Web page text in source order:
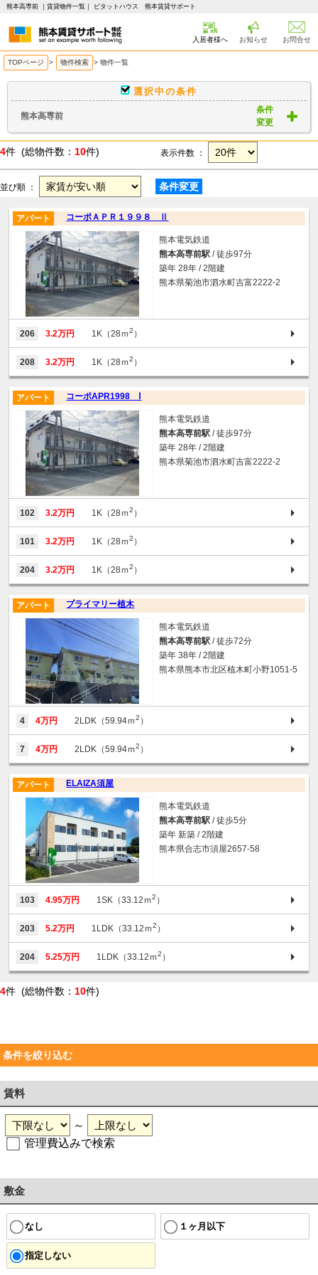
熊本高専前 ｜賃貸物件一覧｜ ピタットハウス 熊本賃貸サポート
入居者様へ お知らせ お問合せ
TOPページ > 物件検索 > 物件一覧
選択中の条件
熊本高専前
条件
変更
4件 (総物件数： 10件) 表示件数 ：
並び順 ： 条件変更
コーポＡＰＲ１９９８ Ⅱ
アパート
熊本電気鉄道
熊本高専前駅 / 徒歩97分
築年 28年 / 2階建
熊本県菊池市泗水町吉富2222-2
206 3.2万円 1K（28ｍ2 ）
208 3.2万円 1K（28ｍ2 ）
コーポAPR1998 Ⅰ
アパート
熊本電気鉄道
熊本高専前駅 / 徒歩97分
築年 28年 / 2階建
熊本県菊池市泗水町吉富2222-2
102 3.2万円 1K（28ｍ2 ）
101 3.2万円 1K（28ｍ2 ）
204 3.2万円 1K（28ｍ2 ）
プライマリー植木
アパート
熊本電気鉄道
熊本高専前駅 / 徒歩72分
築年 38年 / 2階建
熊本県熊本市北区植木町小野1051-5
4 4万円 2LDK（59.94ｍ2 ）
7 4万円 2LDK（59.94ｍ2 ）
ELAIZA須屋
アパート
熊本電気鉄道
熊本高専前駅 / 徒歩5分
築年 新築 / 2階建
熊本県合志市須屋2657-58
103 4.95万円 1SK（33.12ｍ2 ）
203 5.2万円 1LDK（33.12ｍ2 ）
204 5.25万円 1LDK（33.12ｍ2 ）
4件 (総物件数： 10件)
条件を絞り込む
賃料
～
管理費込みで検索
敷金
なし １ヶ月以下
指定しない